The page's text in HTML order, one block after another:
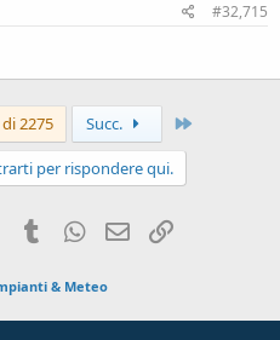
#32,715
2275 Succ.
per rispondere qui.
PinterestTumblrWhatsApp
Email
& Meteo